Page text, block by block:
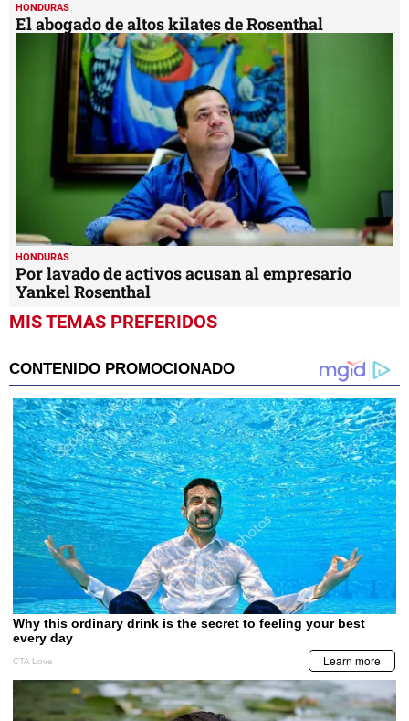
HONDURAS
El abogado de altos kilates de Rosenthal
HONDURAS
Por lavado de activos acusan al empresario
Yankel Rosenthal
MIS TEMAS PREFERIDOS